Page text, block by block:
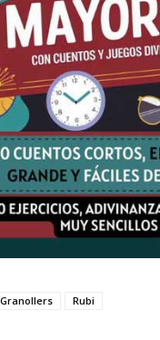
Granollers Rubi